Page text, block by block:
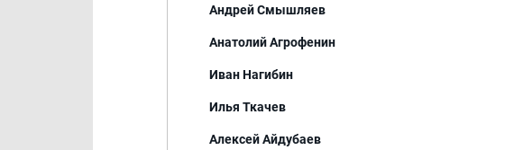
Андрей Смышляев
Анатолий Агрофенин
Иван Нагибин
Илья Ткачев
Алексей Айдубаев